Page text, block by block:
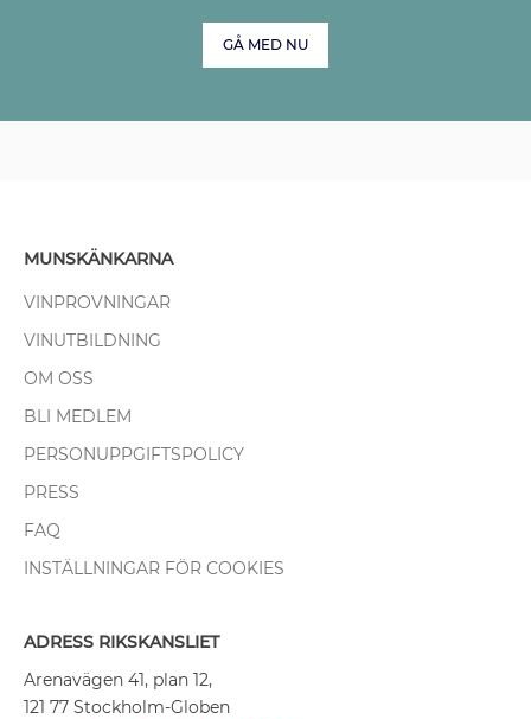
GÅ MED NU
MUNSKÄNKARNA
VINPROVNINGAR
VINUTBILDNING
OM OSS
BLI MEDLEM
PERSONUPPGIFTSPOLICY
PRESS
FAQ
INSTÄLLNINGAR FÖR COOKIES
ADRESS RIKSKANSLIET
Arenavägen 41, plan 12,
121 77 Stockholm-Globen